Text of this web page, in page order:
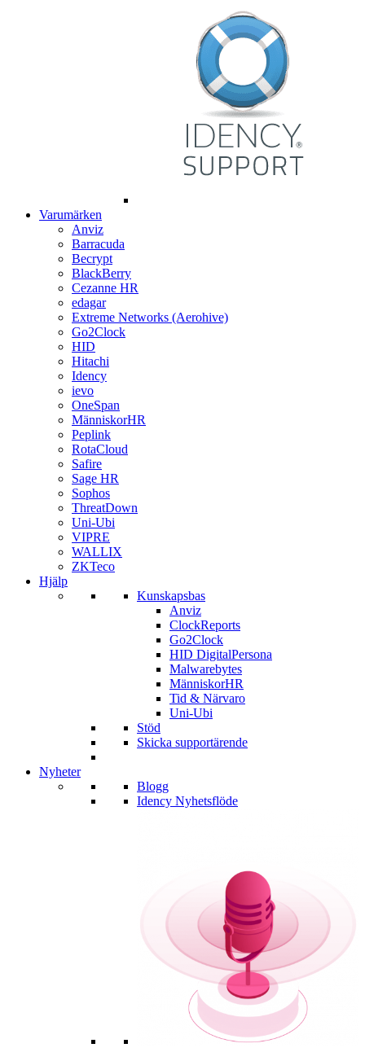
Varumärken
Anviz
Barracuda
Becrypt
BlackBerry
Cezanne HR
edagar
Extreme Networks (Aerohive)
Go2Clock
HID
Hitachi
Idency
ievo
OneSpan
MänniskorHR
Peplink
RotaCloud
Safire
Sage HR
Sophos
ThreatDown
Uni-Ubi
VIPRE
WALLIX
ZKTeco
Hjälp
Kunskapsbas
Anviz
ClockReports
Go2Clock
HID DigitalPersona
Malwarebytes
MänniskorHR
Tid & Närvaro
Uni-Ubi
Stöd
Skicka supportärende
Nyheter
Blogg
Idency Nyhetsflöde